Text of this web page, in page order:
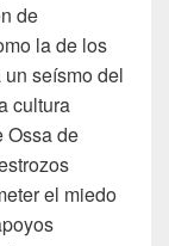
de
la de los
seísmo del
cultura
Ossa de
el miedo